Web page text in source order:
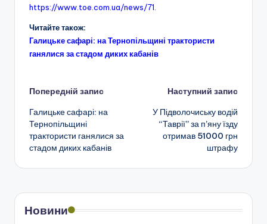
https://www.toe.com.ua/news/71.
Читайте також:
Галицьке сафарі: на Тернопільщині трактористи
ганялися за стадом диких кабанів
Навігація
по
запису
Попередній запис
Галицьке сафарі: на
Тернопільщині
трактористи ганялися за
стадом диких кабанів
Наступний запис
У Підволочиську водій
“Таврії” за п’яну їзду
отримав 51000 грн
штрафу
Новини